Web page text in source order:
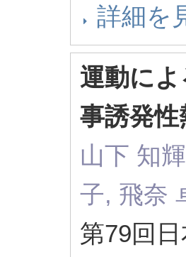
詳細を
運動に
事誘発
山下 知
子, 飛奈
第79回